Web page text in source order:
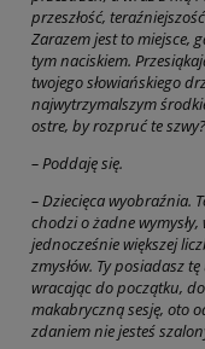
przeszłość,
Zarazem jest to miejsce,
tym naciskiem.
twojego słowiańskiego
najwytrzymalszym
ostre, by rozpruć te szwy?
– Poddaję się.
– Dziecięca wyobraźnia.
chodzi o żadne
jednocześnie większej
zmysłów. Ty posiadasz
wracając do początku,
makabryczną sesję, oto
zdaniem nie jesteś